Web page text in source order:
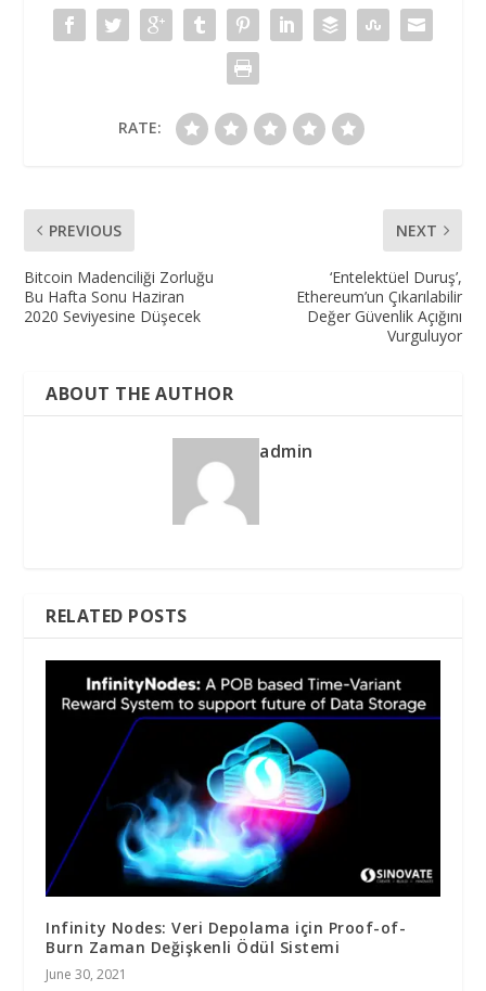
RATE:
PREVIOUS
Bitcoin Madenciliği Zorluğu
Bu Hafta Sonu Haziran
2020 Seviyesine Düşecek
NEXT
‘Entelektüel Duruş’,
Ethereum’un Çıkarılabilir
Değer Güvenlik Açığını
Vurguluyor
ABOUT THE AUTHOR
admin
RELATED POSTS
Infinity Nodes: Veri Depolama için Proof-of-
Burn Zaman Değişkenli Ödül Sistemi
June 30, 2021